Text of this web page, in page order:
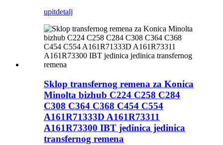
upitdetalj
Sklop transfernog remena za Konica
Minolta bizhub C224 C258 C284
C308 C364 C368 C454 C554
A161R71333D A161R73311
A161R73300 IBT jedinica jedinica
transfernog remena